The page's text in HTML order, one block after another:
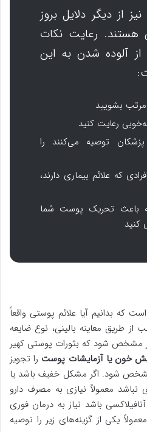
از دیگر دلایل بروز
هستند. رعایت نکات
از آلوده شدن به این
بشویید
رعایت کنید
توصیه می‌کنند را
که علائم بیماری دارند،
باعث تحریک پوست شما
کنید
که بدانیم آیا علائم پوستی واقعاً
از طریق معاینه بالینی، نوع ضایعه
شود که بثورات پوستی کهیر
خون یا آزمایشات پوست را تجویز
مشخص شود. اگر مشکل خفیف باشد یا
معمولاً نیازی به مصرف دارو
باشد نیاز به درمان فوری
یکی از گزینه‌های زیر را توصیه